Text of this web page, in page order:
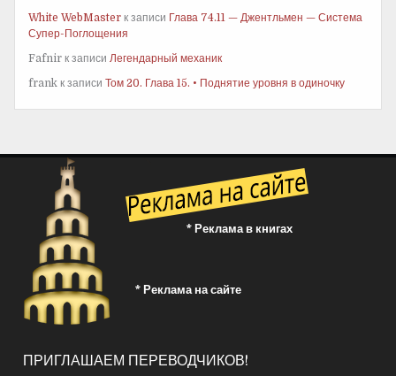
White WebMaster к записи Глава 74.11 — Джентльмен — Система
Супер-Поглощения
Fafnir к записи Легендарный механик
frank к записи Том 20. Глава 15. • Поднятие уровня в одиночку
* Реклама в книгах
* Реклама на сайте
ПРИГЛАШАЕМ ПЕРЕВОДЧИКОВ!